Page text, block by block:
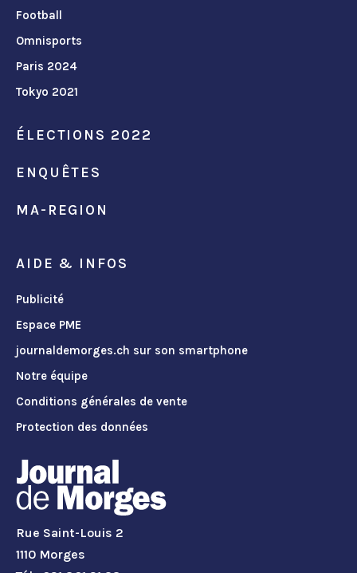
Football
Omnisports
Paris 2024
Tokyo 2021
ÉLECTIONS 2022
ENQUÊTES
MA-REGION
AIDE & INFOS
Publicité
Espace PME
journaldemorges.ch sur son smartphone
Notre équipe
Conditions générales de vente
Protection des données
Rue Saint-Louis 2
1110 Morges